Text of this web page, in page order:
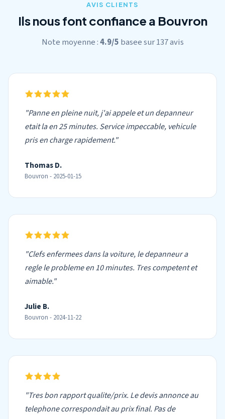
AVIS CLIENTS
Ils nous font confiance a Bouvron
Note moyenne :4.9/5 basee sur 137 avis
"Panne en pleine nuit, j'ai appele et un depanneur
etait la en 25 minutes. Service impeccable, vehicule
pris en charge rapidement."
Thomas D.
Bouvron - 2025-01-15
"Clefs enfermees dans la voiture, le depanneur a
regle le probleme en 10 minutes. Tres competent et
aimable."
Julie B.
Bouvron - 2024-11-22
"Tres bon rapport qualite/prix. Le devis annonce au
telephone correspondait au prix final. Pas de